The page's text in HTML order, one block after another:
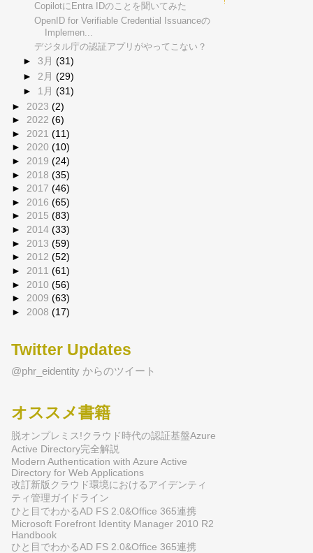
CopilotにEntra IDのことを聞いてみた
OpenID for Verifiable Credential Issuanceの
Implemen...
デジタル庁の認証アプリがやってこない？
► 3月(31)
► 2月(29)
► 1月(31)
► 2023 (2)
► 2022 (6)
► 2021 (11)
► 2020 (10)
► 2019 (24)
► 2018 (35)
► 2017 (46)
► 2016 (65)
► 2015 (83)
► 2014 (33)
► 2013 (59)
► 2012 (52)
► 2011 (61)
► 2010 (56)
► 2009 (63)
► 2008 (17)
Twitter Updates
@phr_eidentity からのツイート
オススメ書籍
脱オンプレミス!クラウド時代の認証基盤Azure
Active Directory完全解説
Modern Authentication with Azure Active
Directory for Web Applications
改訂新版クラウド環境におけるアイデンティ
ティ管理ガイドライン
ひと目でわかるAD FS 2.0&Office 365連携
Microsoft Forefront Identity Manager 2010 R2
Handbook
ひと目でわかるAD FS 2.0&Office 365連携